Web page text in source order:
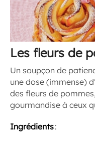
Les fleurs de
Un soupçon de
une dose (immense)
des fleurs de
gourmandise à ceux
Ingrédients: